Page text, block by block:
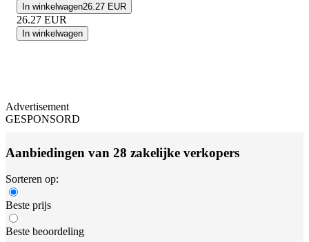
In winkelwagen26.27 EUR
26.27 EUR
In winkelwagen
Advertisement
GESPONSORD
Aanbiedingen van 28 zakelijke verkopers
Sorteren op:
Beste prijs
Beste beoordeling